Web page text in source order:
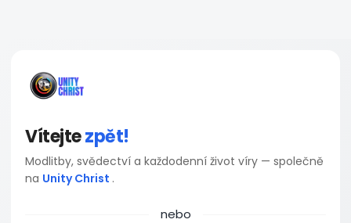
Vítejtezpět!
Modlitby, svědectví a každodenní život víry — společně
na Unity Christ .
nebo